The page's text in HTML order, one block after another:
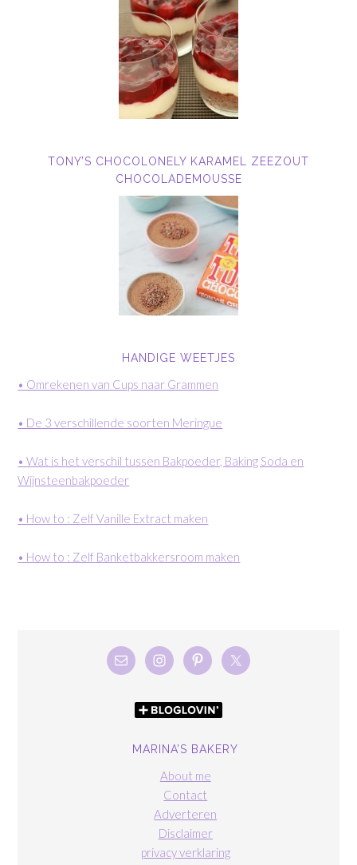
TONY’S CHOCOLONELY KARAMEL ZEEZOUT
CHOCOLADEMOUSSE
HANDIGE WEETJES
• Omrekenen van Cups naar Grammen
• De 3 verschillende soorten Meringue
• Wat is het verschil tussen Bakpoeder, Baking Soda en
Wijnsteenbakpoeder
• How to : Zelf Vanille Extract maken
• How to : Zelf Banketbakkersroom maken
MARINA’S BAKERY
About me
Contact
Adverteren
Disclaimer
privacy verklaring